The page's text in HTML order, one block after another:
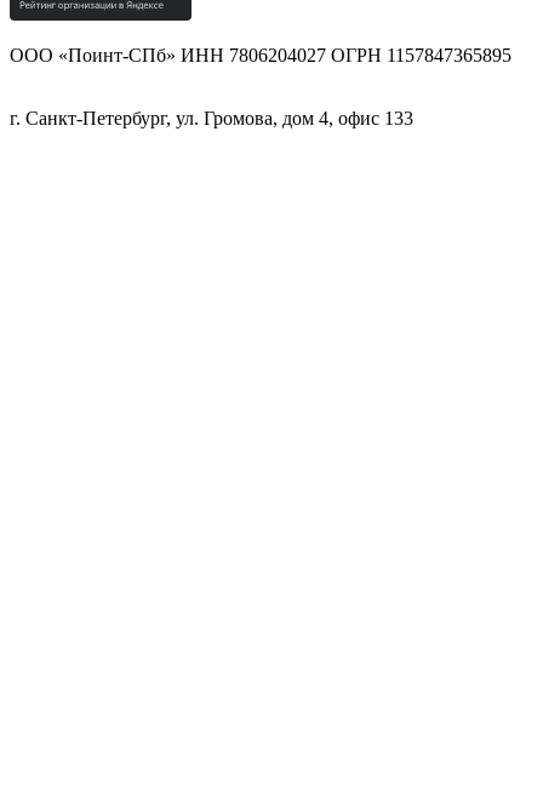
ООО «Поинт-СПб» ИНН 7806204027 ОГРН 1157847365895
г. Санкт-Петербург, ул. Громова, дом 4, офис 133